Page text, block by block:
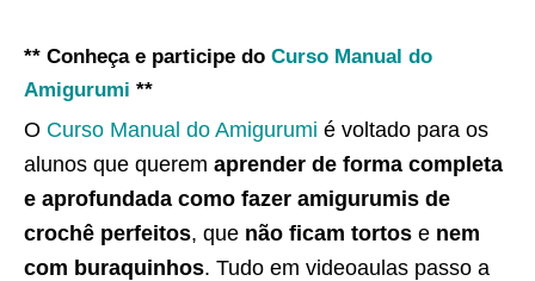
** Conheça e participe do Curso Manual do
Amigurumi **
O Curso Manual do Amigurumi é voltado para os
alunos que querem aprender de forma completa
e aprofundada como fazer amigurumis de
crochê perfeitos, que não ficam tortos e nem
com buraquinhos. Tudo em videoaulas passo a